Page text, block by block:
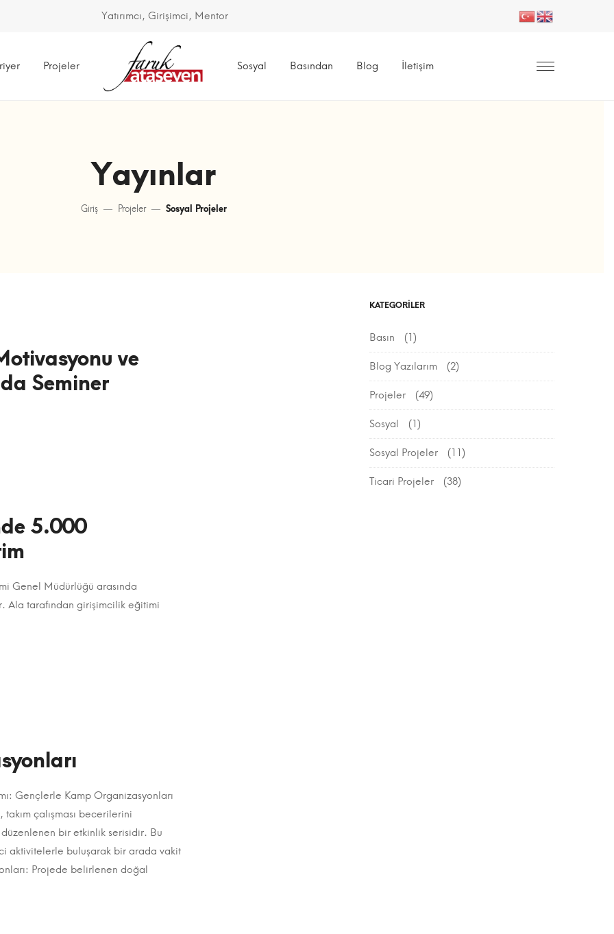
Yatırımcı, Girişimci, Mentor
Projeler Sosyal Basından Blog İletişim
Yayınlar
Giriş Projeler Sosyal Projeler
ve
Seminer
5.000
Genel Müdürlüğü arasında
Ala tarafından girişimcilik eğitimi
Gençlerle Kamp Organizasyonları
çalışması becerilerini
bir etkinlik serisidir. Bu
aktivitelerle buluşarak bir arada vakit
Projede belirlenen doğal
KATEGORILER
Basın (1)
Blog Yazılarım (2)
Projeler (49)
Sosyal (1)
Sosyal Projeler (11)
Ticari Projeler (38)